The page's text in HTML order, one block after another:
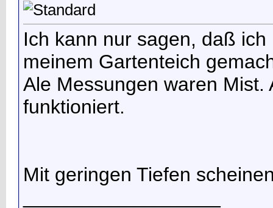
Ich kann nur sagen, daß
meinem Gartenteich
Ale Messungen waren
funktioniert.
Mit geringen Tiefen